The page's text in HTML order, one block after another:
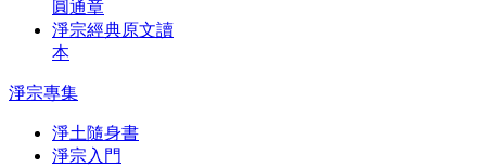
圓通章
淨宗經典原文讀
本
淨宗專集
淨土隨身書
淨宗入門